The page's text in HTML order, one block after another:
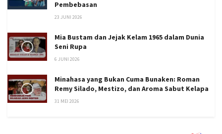
Pembebasan
23 JUNI 2026
Mia Bustam dan Jejak Kelam 1965 dalam Dunia
Seni Rupa
6 JUNI 2026
Minahasa yang Bukan Cuma Bunaken: Roman
Remy Silado, Mestizo, dan Aroma Sabut Kelapa
31 MEI 2026